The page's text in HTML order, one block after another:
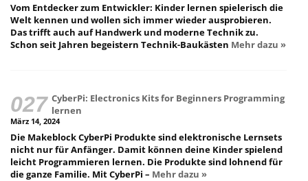
Vom Entdecker zum Entwickler: Kinder lernen spielerisch die
Welt kennen und wollen sich immer wieder ausprobieren.
Das trifft auch auf Handwerk und moderne Technik zu.
Schon seit Jahren begeistern Technik-Baukästen Mehr dazu »
CyberPi: Electronics Kits for Beginners Programming
lernen
März 14, 2024
Die Makeblock CyberPi Produkte sind elektronische Lernsets
nicht nur für Anfänger. Damit können deine Kinder spielend
leicht Programmieren lernen. Die Produkte sind lohnend für
die ganze Familie. Mit CyberPi – Mehr dazu »